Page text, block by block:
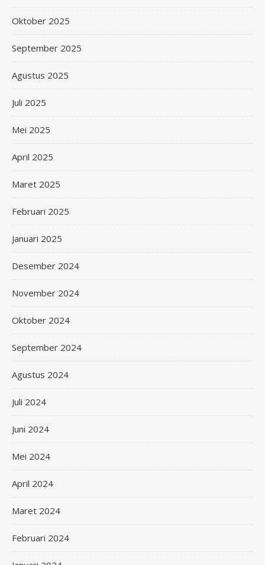
Oktober 2025
September 2025
Agustus 2025
Juli 2025
Mei 2025
April 2025
Maret 2025
Februari 2025
Januari 2025
Desember 2024
November 2024
Oktober 2024
September 2024
Agustus 2024
Juli 2024
Juni 2024
Mei 2024
April 2024
Maret 2024
Februari 2024